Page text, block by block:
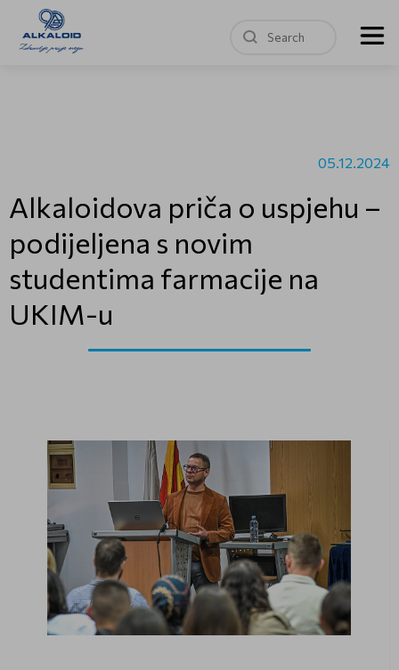
05.12.2024
Alkaloidova priča o uspjehu –
podijeljena s novim
studentima farmacije na
UKIM-u